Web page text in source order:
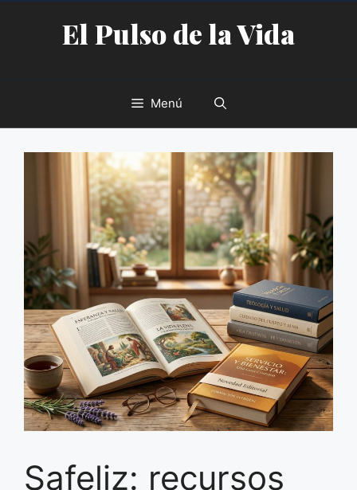
contenidoEl Pulso de la Vida
Menú
Safeliz: recursos